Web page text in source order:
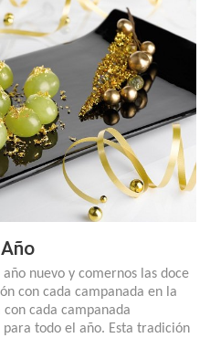
nuevo y comernos las doce
con cada campanada en la
con cada campanada
todo el año. Esta tradición